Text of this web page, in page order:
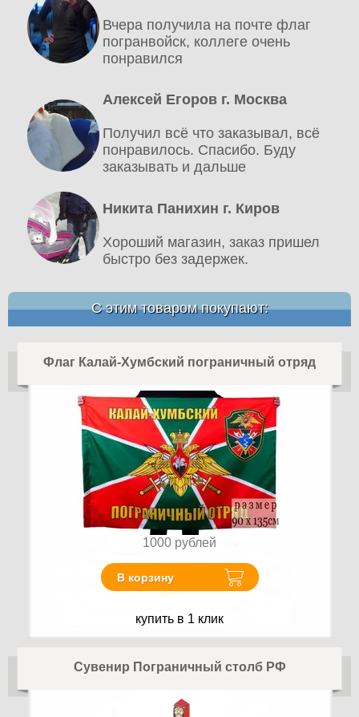
Вчера получила на почте флаг
погранвойск, коллеге очень
понравился
Алексей Егоров г. Москва
Получил всё что заказывал, всё
понравилось. Спасибо. Буду
заказывать и дальше
Никита Панихин г. Киров
Хороший магазин, заказ пришел
быстро без задержек.
С этим товаром покупают:
Флаг Калай-Хумбский пограничный отряд
1000 рублей
В корзину
купить в 1 клик
Сувенир Пограничный столб РФ